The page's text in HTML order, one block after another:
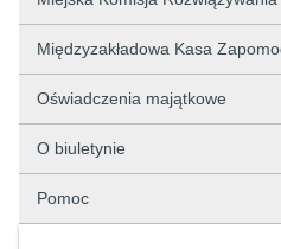
Międzyzakładowa Kasa
Oświadczenia majątkowe
O biuletynie
Pomoc